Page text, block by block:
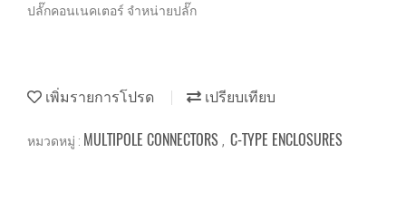
ปลั๊กคอนเนคเตอร์ จำหน่ายปลั๊ก
เพิ่มรายการโปรด เปรียบเทียบ
หมวดหมู่ : MULTIPOLE CONNECTORS , C-TYPE ENCLOSURES